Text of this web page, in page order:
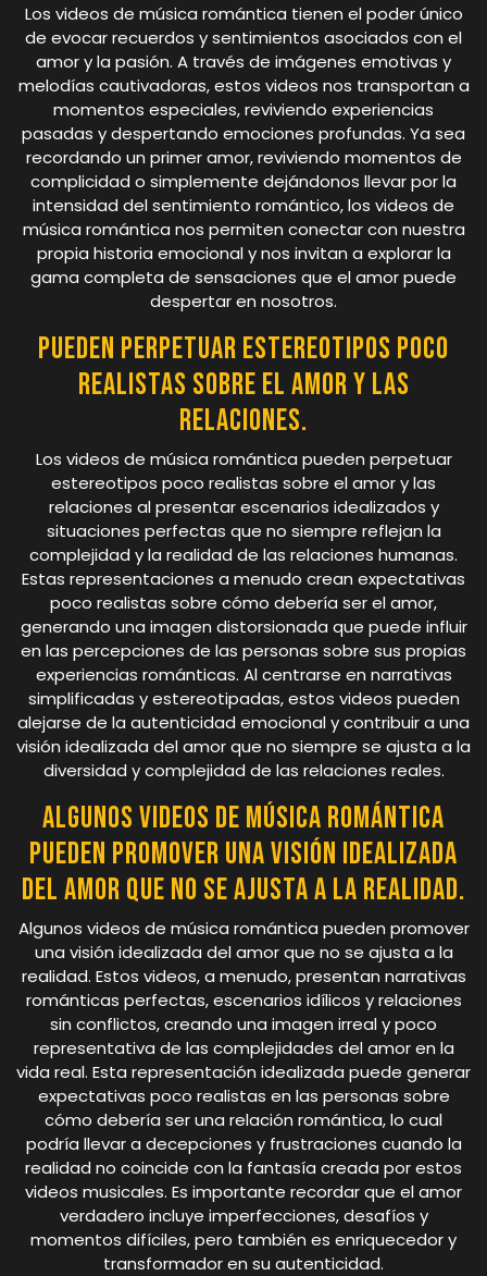
Los videos de música romántica tienen el poder único
de evocar recuerdos y sentimientos asociados con el
amor y la pasión. A través de imágenes emotivas y
melodías cautivadoras, estos videos nos transportan a
momentos especiales, reviviendo experiencias
pasadas y despertando emociones profundas. Ya sea
recordando un primer amor, reviviendo momentos de
complicidad o simplemente dejándonos llevar por la
intensidad del sentimiento romántico, los videos de
música romántica nos permiten conectar con nuestra
propia historia emocional y nos invitan a explorar la
gama completa de sensaciones que el amor puede
despertar en nosotros.
Pueden perpetuar estereotipos poco
realistas sobre el amor y las
relaciones.
Los videos de música romántica pueden perpetuar
estereotipos poco realistas sobre el amor y las
relaciones al presentar escenarios idealizados y
situaciones perfectas que no siempre reflejan la
complejidad y la realidad de las relaciones humanas.
Estas representaciones a menudo crean expectativas
poco realistas sobre cómo debería ser el amor,
generando una imagen distorsionada que puede influir
en las percepciones de las personas sobre sus propias
experiencias románticas. Al centrarse en narrativas
simplificadas y estereotipadas, estos videos pueden
alejarse de la autenticidad emocional y contribuir a una
visión idealizada del amor que no siempre se ajusta a la
diversidad y complejidad de las relaciones reales.
Algunos videos de música romántica
pueden promover una visión idealizada
del amor que no se ajusta a la realidad.
Algunos videos de música romántica pueden promover
una visión idealizada del amor que no se ajusta a la
realidad. Estos videos, a menudo, presentan narrativas
románticas perfectas, escenarios idílicos y relaciones
sin conflictos, creando una imagen irreal y poco
representativa de las complejidades del amor en la
vida real. Esta representación idealizada puede generar
expectativas poco realistas en las personas sobre
cómo debería ser una relación romántica, lo cual
podría llevar a decepciones y frustraciones cuando la
realidad no coincide con la fantasía creada por estos
videos musicales. Es importante recordar que el amor
verdadero incluye imperfecciones, desafíos y
momentos difíciles, pero también es enriquecedor y
transformador en su autenticidad.